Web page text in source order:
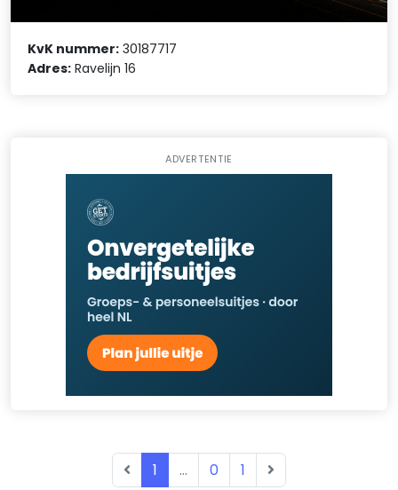
KvK nummer: 30187717
Adres: Ravelijn 16
ADVERTENTIE
1 ... 0 1